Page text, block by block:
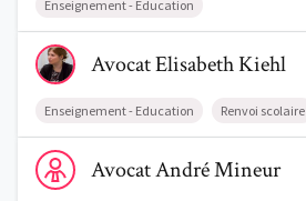
Enseignement - Education
Voir le profil de AvocatElisabeth Kiehl
AvocatElisabethKiehl
Enseignement - Education Renvoi scolaire
Voir le profil de AvocatAndré Mineur
AvocatAndréMineur